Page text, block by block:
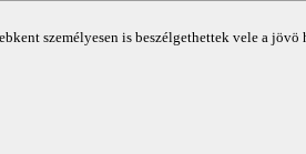
személyesen is beszélgethettek vele a jövö